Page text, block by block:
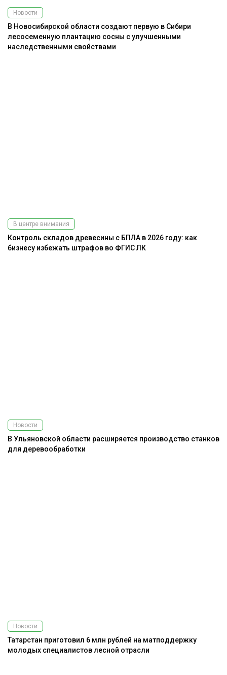
Новости
В Новосибирской области создают первую в Сибири
лесосеменную плантацию сосны с улучшенными
наследственными свойствами
В центре внимания
Контроль складов древесины с БПЛА в 2026 году: как
бизнесу избежать штрафов во ФГИС ЛК
Новости
В Ульяновской области расширяется производство станков
для деревообработки
Новости
Татарстан приготовил 6 млн рублей на матподдержку
молодых специалистов лесной отрасли